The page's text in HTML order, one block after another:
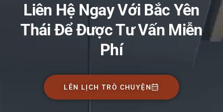
Liên Hệ Ngay Với Bắc Yên
Thái Để Được Tư Vấn Miễn
Phí
LÊN LỊCH TRÒ CHUYỆN